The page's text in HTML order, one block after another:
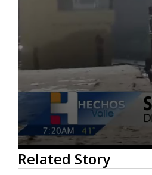
0
seconds
of
Related Story